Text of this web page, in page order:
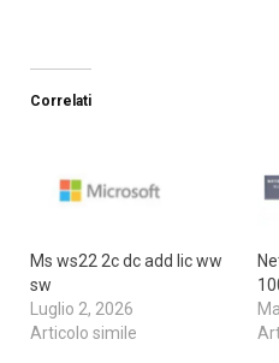
Correlati
Ms ws22 2c dc add lic ww
sw
Luglio 2, 2026
Articolo simile